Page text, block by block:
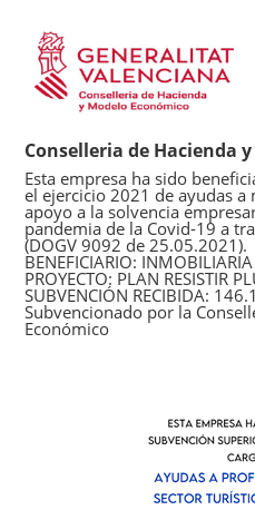
Conselleria de Hacienda
Esta empresa ha sido
el ejercicio 2021 de ayudas
apoyo a la solvencia
pandemia de la Covid-19 a
(DOGV 9092 de 25.05.2021).
BENEFICIARIO: INMOBILIARIA
PROYECTO: PLAN RESISTIR
SUBVENCIÓN RECIBIDA:
Subvencionado por la
Económico